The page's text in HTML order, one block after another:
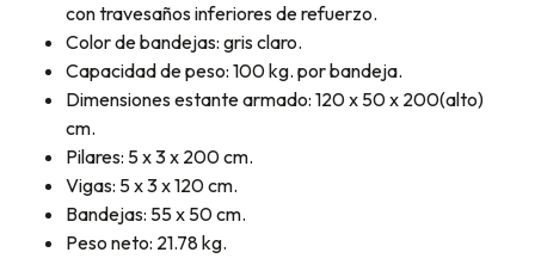
con travesaños inferiores de refuerzo.
Color de bandejas: gris claro.
Capacidad de peso: 100 kg. por bandeja.
Dimensiones estante armado: 120 x 50 x 200(alto)
cm.
Pilares: 5 x 3 x 200 cm.
Vigas: 5 x 3 x 120 cm.
Bandejas: 55 x 50 cm.
Peso neto: 21.78 kg.